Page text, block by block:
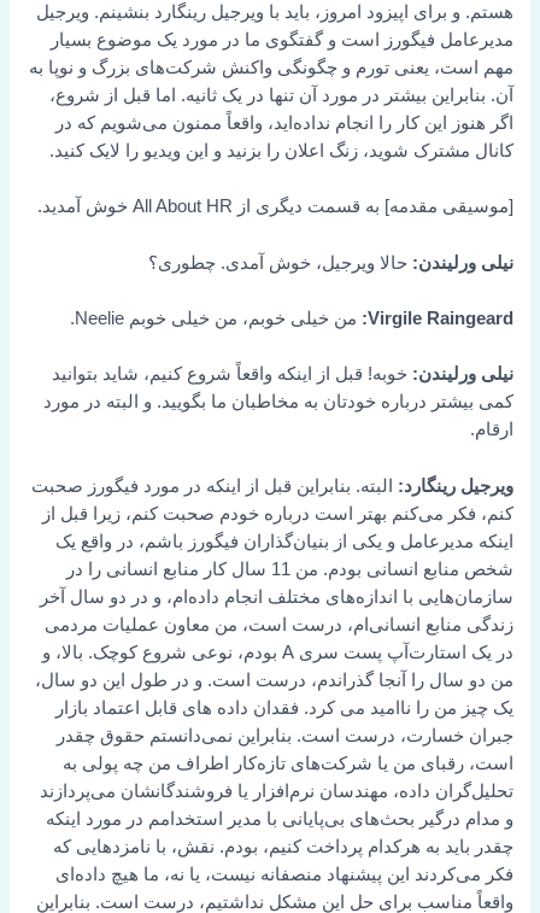
هستم. و برای اپیزود امروز، باید با ویرجیل رینگارد بنشینم. ویرجیل
مدیرعامل فیگورز است و گفتگوی ما در مورد یک موضوع بسیار
مهم است، یعنی تورم و چگونگی واکنش شرکت‌های بزرگ و نوپا به
آن. بنابراین بیشتر در مورد آن تنها در یک ثانیه. اما قبل از شروع،
اگر هنوز این کار را انجام نداده‌اید، واقعاً ممنون می‌شویم که در
کانال مشترک شوید، زنگ اعلان را بزنید و این ویدیو را لایک کنید.
[موسیقی مقدمه] به قسمت دیگری از All About HR خوش آمدید.
نیلی ورلیندن: حالا ویرجیل، خوش آمدی. چطوری؟
Virgile Raingeard: من خیلی خوبم، من خیلی خوبم Neelie.
نیلی ورلیندن: خوبه! قبل از اینکه واقعاً شروع کنیم، شاید بتوانید
کمی بیشتر درباره خودتان به مخاطبان ما بگویید. و البته در مورد
ارقام.
ویرجیل رینگارد: البته. بنابراین قبل از اینکه در مورد فیگورز صحبت
کنم، فکر می‌کنم بهتر است درباره خودم صحبت کنم، زیرا قبل از
اینکه مدیرعامل و یکی از بنیان‌گذاران فیگورز باشم، در واقع یک
شخص منابع انسانی بودم. من 11 سال کار منابع انسانی را در
سازمان‌هایی با اندازه‌های مختلف انجام داده‌ام، و در دو سال آخر
زندگی منابع انسانی‌ام، درست است، من معاون عملیات مردمی
در یک استارت‌آپ پست سری A بودم، نوعی شروع کوچک. بالا، و
من دو سال را آنجا گذراندم، درست است. و در طول این دو سال،
یک چیز من را ناامید می کرد. فقدان داده های قابل اعتماد بازار
جبران خسارت، درست است. بنابراین نمی‌دانستم حقوق چقدر
است، رقبای من یا شرکت‌های تازه‌کار اطراف من چه پولی به
تحلیل‌گران داده، مهندسان نرم‌افزار یا فروشندگانشان می‌پردازند
و مدام درگیر بحث‌های بی‌پایانی با مدیر استخدامم در مورد اینکه
چقدر باید به هرکدام پرداخت کنیم، بودم. نقش، با نامزدهایی که
فکر می‌کردند این پیشنهاد منصفانه نیست، یا نه، ما هیچ داده‌ای
واقعاً مناسب برای حل این مشکل نداشتیم، درست است. بنابراین